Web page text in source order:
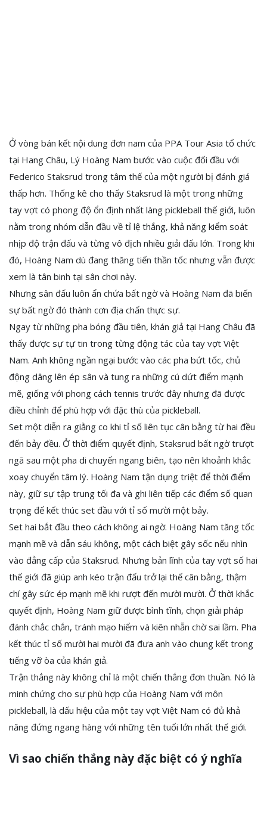
Ở vòng bán kết nội dung đơn nam của PPA Tour Asia tổ chức
tại Hang Châu, Lý Hoàng Nam bước vào cuộc đối đầu với
Federico Staksrud trong tâm thế của một người bị đánh giá
thấp hơn. Thống kê cho thấy Staksrud là một trong những
tay vợt có phong độ ổn định nhất làng pickleball thế giới, luôn
nằm trong nhóm dẫn đầu về tỉ lệ thắng, khả năng kiểm soát
nhịp độ trận đấu và từng vô địch nhiều giải đấu lớn. Trong khi
đó, Hoàng Nam dù đang thăng tiến thần tốc nhưng vẫn được
xem là tân binh tại sân chơi này.
Nhưng sân đấu luôn ẩn chứa bất ngờ và Hoàng Nam đã biến
sự bất ngờ đó thành cơn địa chấn thực sự.
Ngay từ những pha bóng đầu tiên, khán giả tại Hang Châu đã
thấy được sự tự tin trong từng động tác của tay vợt Việt
Nam. Anh không ngần ngại bước vào các pha bứt tốc, chủ
động dâng lên ép sân và tung ra những cú dứt điểm mạnh
mẽ, giống với phong cách tennis trước đây nhưng đã được
điều chỉnh để phù hợp với đặc thù của pickleball.
Set một diễn ra giằng co khi tỉ số liên tục cân bằng từ hai đều
đến bảy đều. Ở thời điểm quyết định, Staksrud bất ngờ trượt
ngã sau một pha di chuyển ngang biên, tạo nên khoảnh khắc
xoay chuyển tâm lý. Hoàng Nam tận dụng triệt để thời điểm
này, giữ sự tập trung tối đa và ghi liên tiếp các điểm số quan
trọng để kết thúc set đầu với tỉ số mười một bảy.
Set hai bắt đầu theo cách không ai ngờ. Hoàng Nam tăng tốc
mạnh mẽ và dẫn sáu không, một cách biệt gây sốc nếu nhìn
vào đẳng cấp của Staksrud. Nhưng bản lĩnh của tay vợt số hai
thế giới đã giúp anh kéo trận đấu trở lại thế cân bằng, thậm
chí gây sức ép mạnh mẽ khi rượt đến mười mười. Ở thời khắc
quyết định, Hoàng Nam giữ được bình tĩnh, chọn giải pháp
đánh chắc chắn, tránh mạo hiểm và kiên nhẫn chờ sai lầm. Pha
kết thúc tỉ số mười hai mười đã đưa anh vào chung kết trong
tiếng vỡ òa của khán giả.
Trận thắng này không chỉ là một chiến thắng đơn thuần. Nó là
minh chứng cho sự phù hợp của Hoàng Nam với môn
pickleball, là dấu hiệu của một tay vợt Việt Nam có đủ khả
năng đứng ngang hàng với những tên tuổi lớn nhất thế giới.
Vì sao chiến thắng này đặc biệt có ý nghĩa